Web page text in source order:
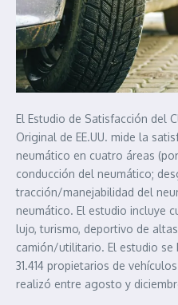
El Estudio de Satisfacción del
Original de EE.UU. mide la
neumático en cuatro áreas
conducción del neumático;
tracción/manejabilidad del
neumático. El estudio incluye
lujo, turismo, deportivo de
camión/utilitario. El estudio se
31.414 propietarios de
realizó entre agosto y